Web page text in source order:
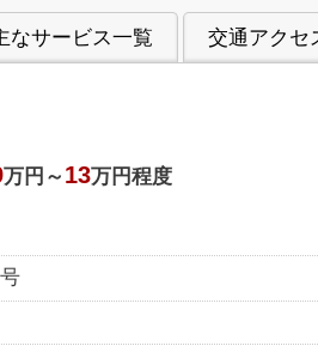
なサービス一覧 交通アクセ
万円～ 13万円程度